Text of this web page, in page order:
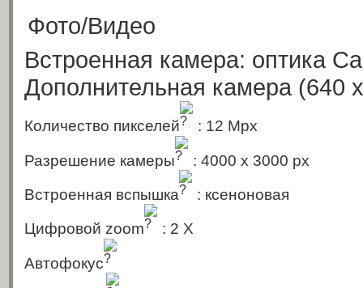
Фото/Видео
Встроенная камера: оптика
Дополнительная камера (640
Количество пикселей : 12 Mpx
Разрешение камеры : 4000 x 3000 px
Встроенная вспышка : ксеноновая
Цифровой zoom : 2 X
Автофокус